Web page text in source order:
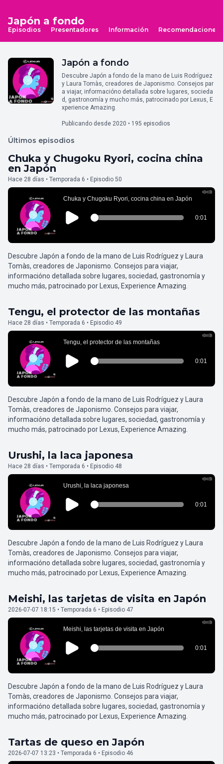
Japón a fondo
Episodios Presentadores Información Recomendaciones
Japón a fondo
Descubre Japón a fondo de la mano de Luis Rodríguez
y Laura Tomàs, creadores de Japonismo. Consejos par
a viajar, informacióno detallada sobre lugares, socieda
d, gastronomía y mucho más, patrocinado por Lexus, E
xperience Amazing.
Publicando desde 2020 • 195 episodios
Últimos episodios
Chuka y Chugoku Ryori, cocina china
en Japón
Hace 28 días • Temporada 6 • Episodio 50
Descubre Japón a fondo de la mano de Luis Rodríguez y Laura
Tomàs, creadores de Japonismo. Consejos para viajar,
informacióno detallada sobre lugares, sociedad, gastronomía y
mucho más, patrocinado por Lexus, Experience Amazing.
Tengu, el protector de las montañas
Hace 28 días • Temporada 6 • Episodio 49
Descubre Japón a fondo de la mano de Luis Rodríguez y Laura
Tomàs, creadores de Japonismo. Consejos para viajar,
informacióno detallada sobre lugares, sociedad, gastronomía y
mucho más, patrocinado por Lexus, Experience Amazing.
Urushi, la laca japonesa
Hace 28 días • Temporada 6 • Episodio 48
Descubre Japón a fondo de la mano de Luis Rodríguez y Laura
Tomàs, creadores de Japonismo. Consejos para viajar,
informacióno detallada sobre lugares, sociedad, gastronomía y
mucho más, patrocinado por Lexus, Experience Amazing.
Meishi, las tarjetas de visita en Japón
2026-07-07 18:15 • Temporada 6 • Episodio 47
Descubre Japón a fondo de la mano de Luis Rodríguez y Laura
Tomàs, creadores de Japonismo. Consejos para viajar,
informacióno detallada sobre lugares, sociedad, gastronomía y
mucho más, patrocinado por Lexus, Experience Amazing.
Tartas de queso en Japón
2026-07-07 13:23 • Temporada 6 • Episodio 46